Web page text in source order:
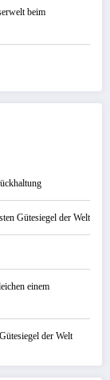
beim
Gütesiegel der Welt
einem
der Welt